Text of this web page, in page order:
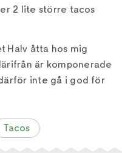
2 lite större tacos
Halv åtta hos mig
är komponerade
inte gå i god för
Tacos